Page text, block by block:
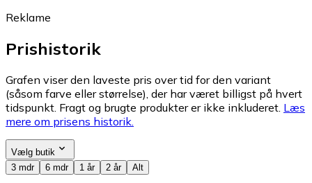
Reklame
Prishistorik
Grafen viser den laveste pris over tid for den variant
(såsom farve eller størrelse), der har været billigst på hvert
tidspunkt. Fragt og brugte produkter er ikke inkluderet. Læs
mere om prisens historik.
Vælg butik
3 mdr
6 mdr 1 år 2 år Alt